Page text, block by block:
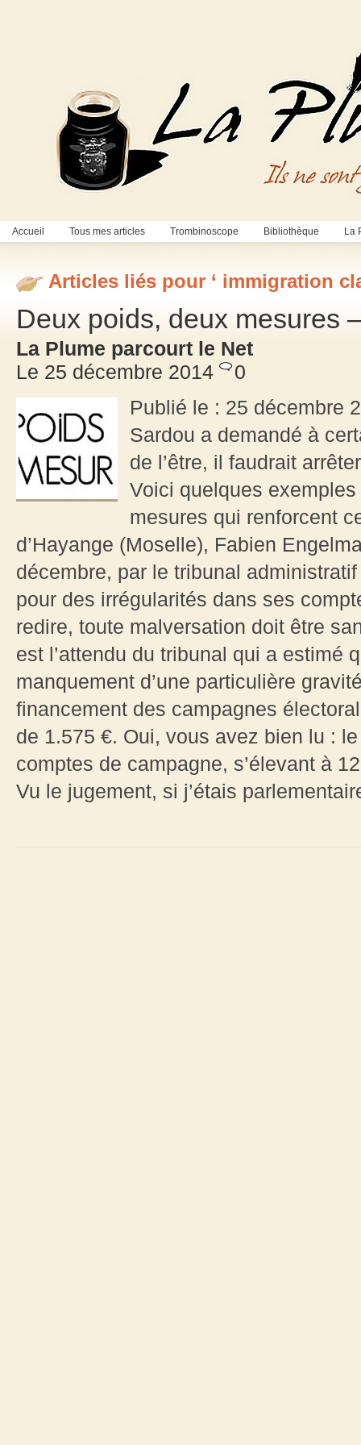
Accueil Tous mes articles Trombinoscope Bibliothèque La
Articles liés pour ‘ immigration
Deux poids, deux mesures
La Plume parcourt le Net
Le 25 décembre 2014
0
Publié le : 25 décembre
Sardou a demandé à
de l’être, il faudrait
Voici quelques
mesures qui renforcent
d’Hayange (Moselle), Fabien
décembre, par le tribunal
pour des irrégularités dans ses
redire, toute malversation doit être
est l’attendu du tribunal qui a estimé
manquement d’une particulière
financement des campagnes
de 1.575 €. Oui, vous avez bien lu :
comptes de campagne, s’élevant à
Vu le jugement, si j’étais